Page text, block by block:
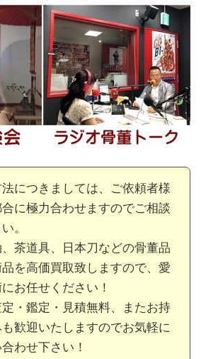
につきましては、ご依頼者様
に極力合わせますのでご相談
。
茶道具、日本刀などの骨董品
を高価買取致しますので、愛
お任せください！
・鑑定・見積無料、またお持
歓迎いたしますのでお気軽に
わせ下さい！